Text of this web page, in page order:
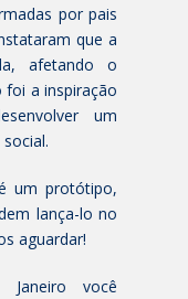
por pais
que a
afetando o
foi a inspiração
um
um protótipo,
lança-lo no
aguardar!
você